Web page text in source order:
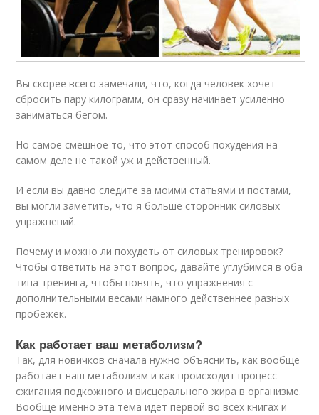
Вы скорее всего замечали, что, когда человек хочет
сбросить пару килограмм, он сразу начинает усиленно
заниматься бегом.
Но самое смешное то, что этот способ похудения на
самом деле не такой уж и действенный.
И если вы давно следите за моими статьями и постами,
вы могли заметить, что я больше сторонник силовых
упражнений.
Почему и можно ли похудеть от силовых тренировок?
Чтобы ответить на этот вопрос, давайте углубимся в оба
типа тренинга, чтобы понять, что упражнения с
дополнительными весами намного действеннее разных
пробежек.
Как работает ваш метаболизм?
Так, для новичков сначала нужно объяснить, как вообще
работает наш метаболизм и как происходит процесс
сжигания подкожного и висцерального жира в организме.
Вообще именно эта тема идет первой во всех книгах и